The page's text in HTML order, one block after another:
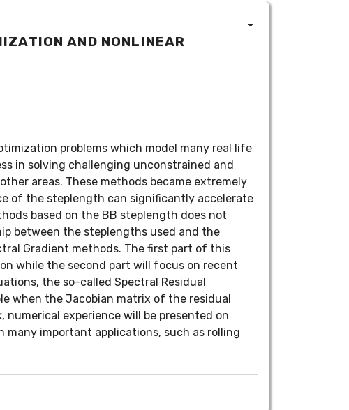
AND NONLINEAR
problems which model many real life
in solving challenging unconstrained and
areas. These methods became extremely
of the steplength can significantly accelerate
based on the BB steplength does not
between the steplengths used and the
Gradient methods. The first part of this
while the second part will focus on recent
the so-called Spectral Residual
when the Jacobian matrix of the residual
experience will be presented on
important applications, such as rolling